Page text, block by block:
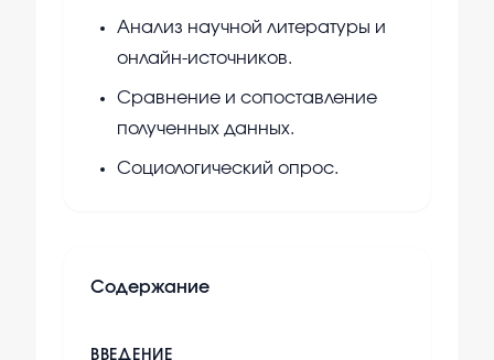
Анализ научной литературы и
онлайн-источников.
Сравнение и сопоставление
полученных данных.
Социологический опрос.
Содержание
ВВЕДЕНИЕ